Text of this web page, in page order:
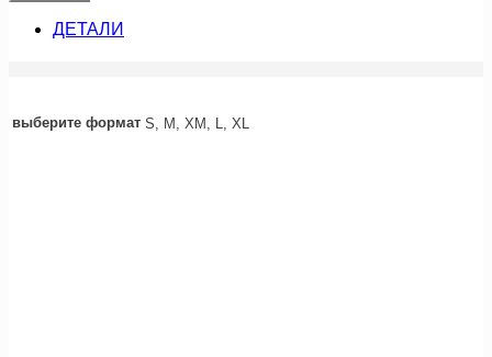
ДЕТАЛИ
выберите формат S, M, XM, L, XL